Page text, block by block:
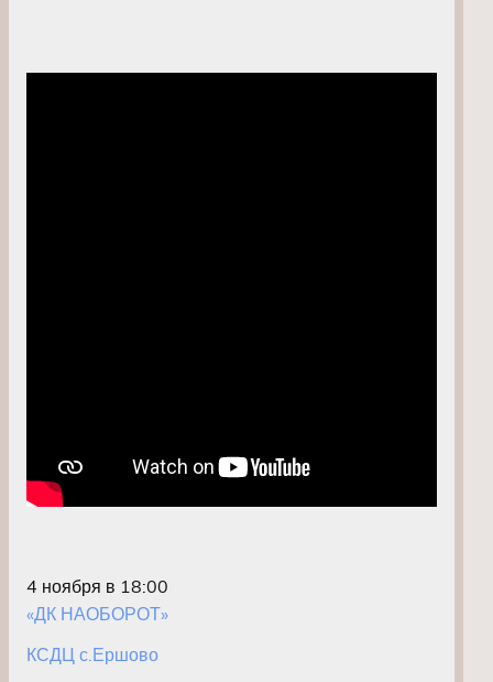
4 ноября в 18:00
«ДК НАОБОРОТ»
КСДЦ с.Ершово